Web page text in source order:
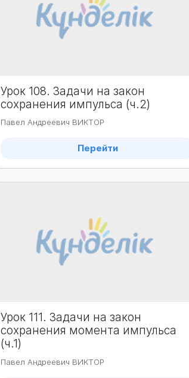
Урок 108. Задачи на закон
сохранения импульса (ч.2)
Павел Андреевич ВИКТОР
Перейти
Урок 111. Задачи на закон
сохранения момента импульса
(ч.1)
Павел Андреевич ВИКТОР